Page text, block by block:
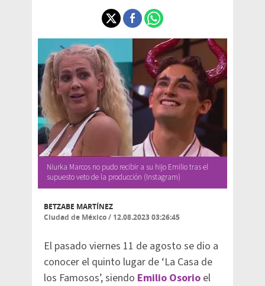
Niurka Marcos no pudo recibir a su hijo Emilio tras el
supuesto veto de la producción (Instagram)
BETZABE MARTÍNEZ
Ciudad de México/ 12.08.2023 03:26:45
El pasado viernes 11 de agosto se dio a
conocer el quinto lugar de ‘La Casa de
los Famosos’, siendo Emilio Osorio el